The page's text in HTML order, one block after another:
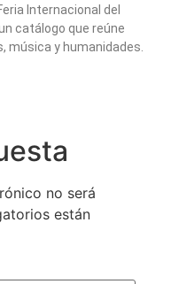
Internacional del
catálogo que reúne
música y humanidades.
no será
están